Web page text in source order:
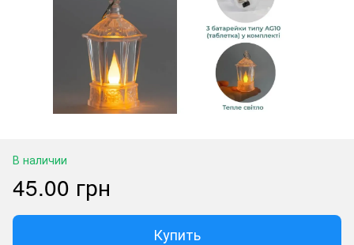
В наличии
45.00 грн
Купить